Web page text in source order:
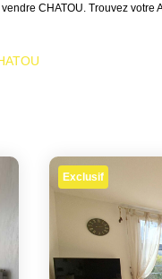
CHATOU. Trouvez
Exclusif